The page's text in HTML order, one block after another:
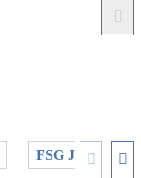
FSG Jossatal II